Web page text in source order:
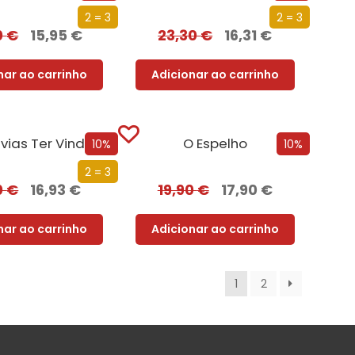
2 = 3
€ 15,95 €
ao carrinho
2 = 3
23,30€ 16,31 €
Adicionar ao carrinho
10%
2 = 3
Ter Vindo
€ 16,93 €
ao carrinho
10%
O Espelho
19,90€ 17,90 €
Adicionar ao carrinho
1 2